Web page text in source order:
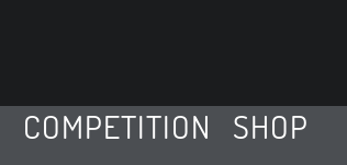
COMPETITION SHOP